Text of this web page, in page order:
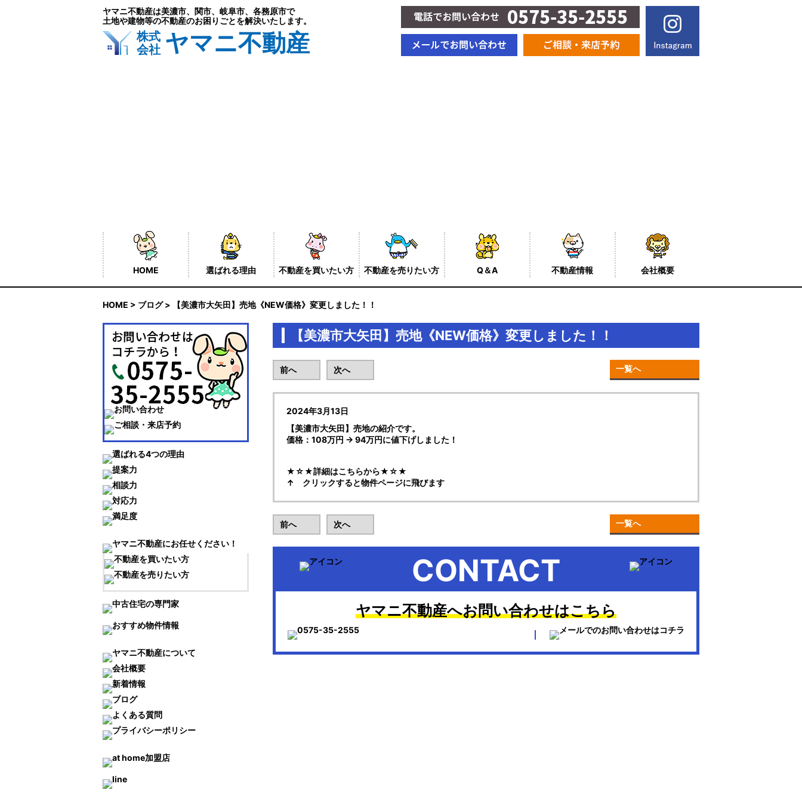
ヤマニ不動産は美濃市、関市、岐阜市、各務原市で
土地や建物等の不動産のお困りごとを解決いたします。
株式
会社 ヤマニ不動産
HOME 選ばれる理由 不動産を買いたい方 不動産を売りたい方 Q＆A 不動産情報 会社概要
HOME > ブログ> 【美濃市大矢田】売地《NEW価格》変更しました！！
【美濃市大矢田】売地《NEW価格》変更しました！！
前へ 次へ 一覧へ
2024年3月13日
【美濃市大矢田】売地の紹介です。
価格：108万円 → 94万円に値下げしました！
★☆★詳細はこちらから★☆★
↑ クリックすると物件ページに飛びます
前へ 次へ 一覧へ
CONTACT
ヤマニ不動産へお問い合わせはこちら